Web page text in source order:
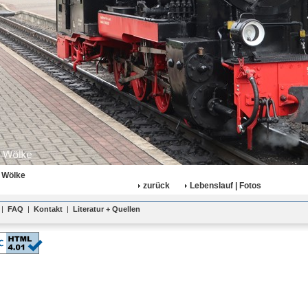
zurück
Lebenslauf | Fotos
| FAQ | Kontakt | Literatur + Quellen